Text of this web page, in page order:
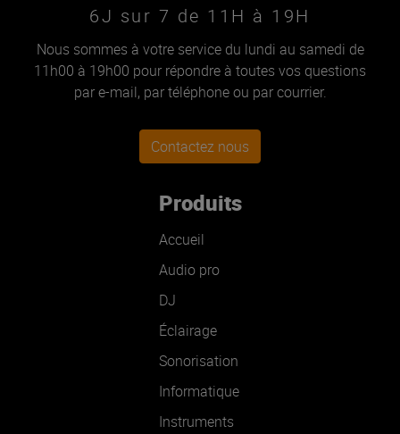
6J sur 7 de 11H à 19H
Nous sommes à votre service du lundi au samedi de
11h00 à 19h00 pour répondre à toutes vos questions
par e-mail, par téléphone ou par courrier.
Contactez nous
Produits
Accueil
Audio pro
DJ
Éclairage
Sonorisation
Informatique
Instruments